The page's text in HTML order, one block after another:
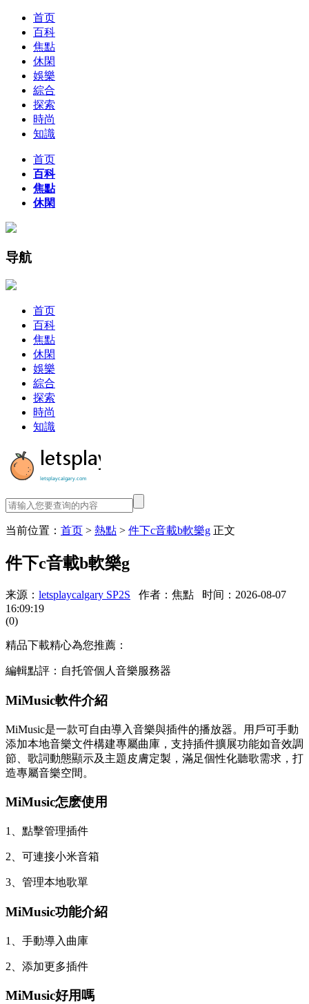
首页
百科
焦點
休閑
娛樂
綜合
探索
時尚
知識
首页
百科
焦點
休閑
导航
首页
百科
焦點
休閑
娛樂
綜合
探索
時尚
知識
当前位置： 首页 > 熱點 > 件下c音載b軟樂g 正文
件下c音載b軟樂g
来源： letsplaycalgary SP2S 作者：焦點
时间：2026-08-07
16:09:19
(0)
精品下載精心為您推薦：
編輯點評：自托管個人音樂服務器
MiMusic軟件介紹
MiMusic是一款可自由導入音樂與插件的播放器。用戶可手動
添加本地音樂文件構建專屬曲庫，支持插件擴展功能如音效調
節、 歌詞動態顯示及主題皮膚定製，滿足個性化聽歌需求，打
造專屬音樂空間。
MiMusic怎麽使用
1、點擊管理插件
2、可連接小米音箱
3、 管理本地歌單
MiMusic功能介紹
1、手動導入曲庫
2、添加更多插件
MiMusic好用嗎